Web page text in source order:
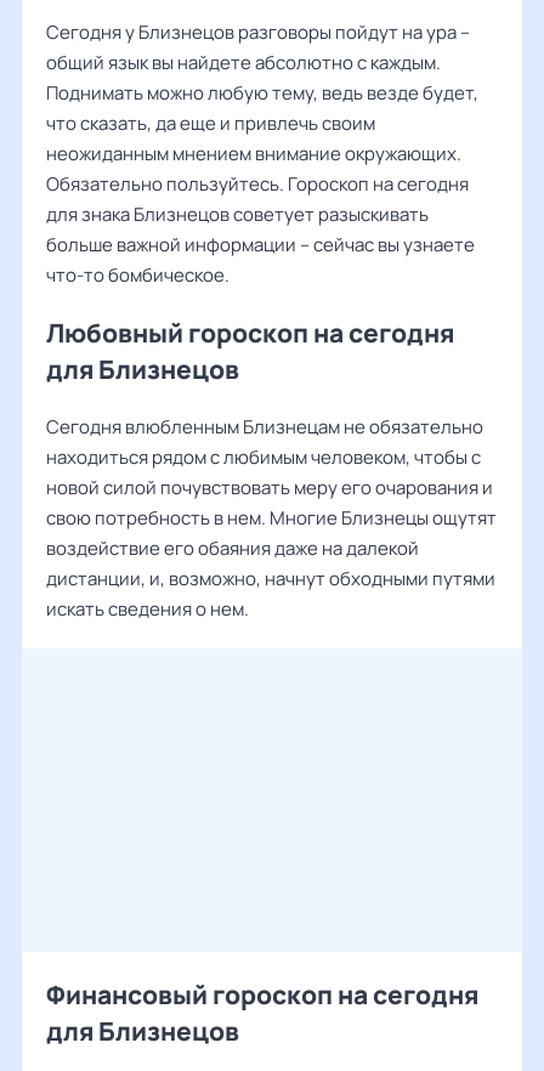
Сегодня у Близнецов разговоры пойдут на ура –
общий язык вы найдете абсолютно с каждым.
Поднимать можно любую тему, ведь везде будет,
что сказать, да еще и привлечь своим
неожиданным мнением внимание окружающих.
Обязательно пользуйтесь. Гороскоп на сегодня
для знака Близнецов советует разыскивать
больше важной информации – сейчас вы узнаете
что-то бомбическое.
Любовный гороскоп на сегодня
для Близнецов
Сегодня влюбленным Близнецам не обязательно
находиться рядом с любимым человеком, чтобы с
новой силой почувствовать меру его очарования и
свою потребность в нем. Многие Близнецы ощутят
воздействие его обаяния даже на далекой
дистанции, и, возможно, начнут обходными путями
искать сведения о нем.
Финансовый гороскоп на сегодня
для Близнецов